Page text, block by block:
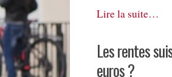
Lire la suite…
Les rentes
euros ?